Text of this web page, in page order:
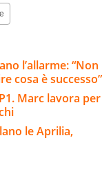
l’allarme: “Non
cosa è successo”
Marc lavora per
le Aprilia,